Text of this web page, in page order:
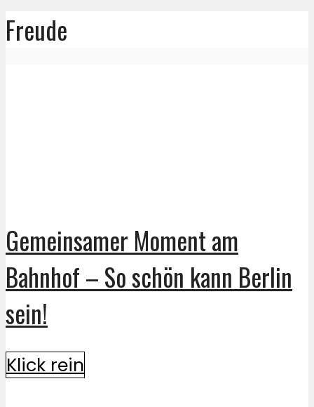
Freude
Gemeinsamer Moment am
Bahnhof – So schön kann Berlin
sein!
Klick rein